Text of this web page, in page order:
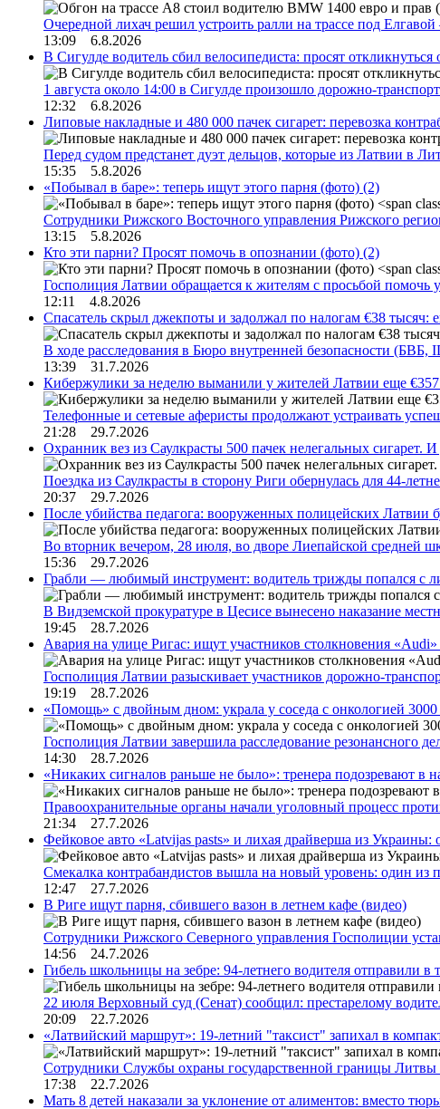
Очередной лихач решил устроить ралли на трассе под
13:09 6.8.2026
В Сигулде водитель сбил велосипедиста: просят откликнуться
1 августа около 14:00 в Сигулде произошло дорожно-
12:32 6.8.2026
Липовые накладные и 480 000 пачек сигарет: перевозка
Перед судом предстанет дуэт дельцов, которые из Латвии в
15:35 5.8.2026
«Побывал в баре»: теперь ищут этого парня (фото) (2)
Сотрудники Рижского Восточного управления Рижского
13:15 5.8.2026
Кто эти парни? Просят помочь в опознании (фото) (2)
Госполиция Латвии обращается к жителям с просьбой помочь
12:11 4.8.2026
Спасатель скрыл джекпоты и задолжал по налогам €38 тысяч:
В ходе расследования в Бюро внутренней безопасности (БВБ,
13:39 31.7.2026
Кибержулики за неделю выманили у жителей Латвии еще
Телефонные и сетевые аферисты продолжают устраивать
21:28 29.7.2026
Охранник вез из Саулкрасты 500 пачек нелегальных сигарет.
Поездка из Саулкрасты в сторону Риги обернулась для 44-
20:37 29.7.2026
После убийства педагога: вооруженных полицейских Латвии
Во вторник вечером, 28 июля, во дворе Лиепайской средней
15:36 29.7.2026
Грабли — любимый инструмент: водитель трижды попался с
В Видземской прокуратуре в Цесисе вынесено наказание
19:45 28.7.2026
Авария на улице Ригас: ищут участников столкновения
Госполиция Латвии разыскивает участников дорожно-
19:19 28.7.2026
«Помощь» с двойным дном: украла у соседа с онкологией 3000
Госполиция Латвии завершила расследование резонансного
14:30 28.7.2026
«Никаких сигналов раньше не было»: тренера подозревают в
Правоохранительные органы начали уголовный процесс
21:34 27.7.2026
Фейковое авто «Latvijas pasts» и лихая драйверша из Украины:
Смекалка контрабандистов вышла на новый уровень: один из
12:47 27.7.2026
В Риге ищут парня, сбившего вазон в летнем кафе (видео)
Сотрудники Рижского Северного управления Госполиции
14:56 24.7.2026
Гибель школьницы на зебре: 94-летнего водителя отправили в
22 июля Верховный суд (Сенат) сообщил: престарелому
20:09 22.7.2026
«Латвийский маршрут»: 19-летний "таксист" запихал в
Сотрудники Службы охраны государственной границы
17:38 22.7.2026
Мать 8 детей наказали за уклонение от алиментов: вместо